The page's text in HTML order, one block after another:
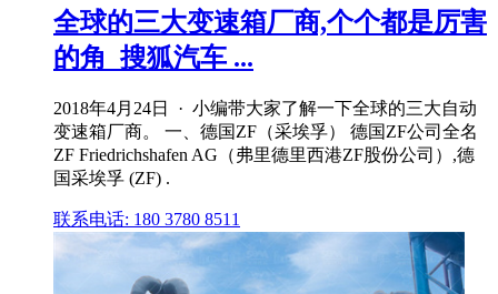
全球的三大变速箱厂商,个个都是厉害
的角_搜狐汽车 ...
2018年4月24日 · 小编带大家了解一下全球的三大自动
变速箱厂商。 一、德国ZF（采埃孚） 德国ZF公司全名
ZF Friedrichshafen AG（弗里德里西港ZF股份公司）,德
国采埃孚 (ZF) .
联系电话: 180 3780 8511